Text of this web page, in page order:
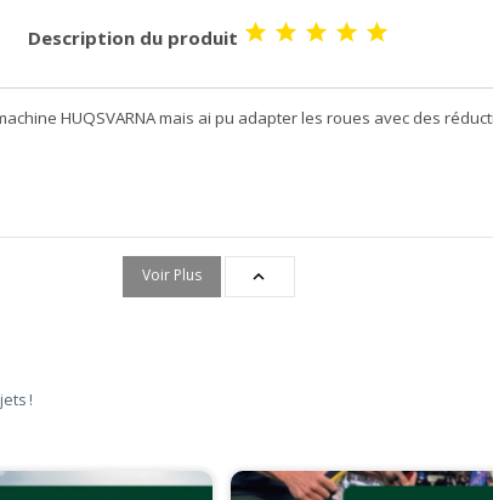
Description du produit     
HUQSVARNA mais ai pu adapter les roues avec des
Voir Plus 
!